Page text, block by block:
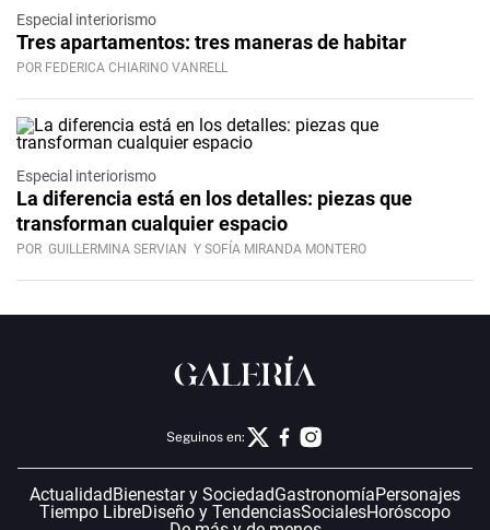
Especial interiorismo
Tres apartamentos: tres maneras de habitar
POR FEDERICA CHIARINO VANRELL
Especial interiorismo
La diferencia está en los detalles: piezas que
transforman cualquier espacio
POR GUILLERMINA SERVIAN Y SOFÍA MIRANDA MONTERO
Seguinos en:
Actualidad Bienestar y SociedadGastronomíaPersonajes
Tiempo LibreDiseño y TendenciasSocialesHoróscopo